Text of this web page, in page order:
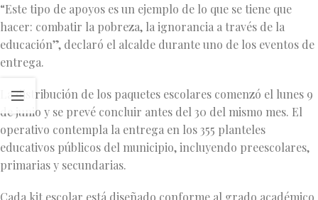
“Este tipo de apoyos es un ejemplo de lo que se tiene que
hacer: combatir la pobreza, la ignorancia a través de la
educación”, declaró el alcalde durante uno de los eventos de
entrega.
La distribución de los paquetes escolares comenzó el lunes 9
de junio y se prevé concluir antes del 30 del mismo mes. El
operativo contempla la entrega en los 355 planteles
educativos públicos del municipio, incluyendo preescolares,
primarias y secundarias.
Cada kit escolar está diseñado conforme al grado académico